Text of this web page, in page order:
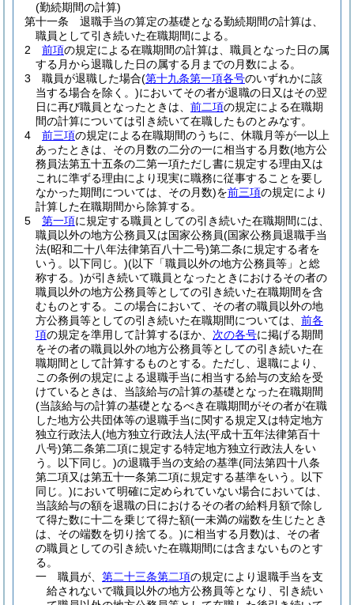
(勤続期間の計算)
第十一条
退職手当の算定の基礎となる勤続期間の計算は、
職員として引き続いた在職期間による。
2
前項の規定による在職期間の計算は、職員となった日の属
する月から退職した日の属する月までの月数による。
3
職員が退職した場合(第十九条第一項各号のいずれかに該
当する場合を除く。)においてその者が退職の日又はその翌
日に再び職員となったときは、 前二項の規定による在職期
間の計算については引き続いて在職したものとみなす。
4
前三項の規定による在職期間のうちに、休職月等が一以上
あったときは、その月数の二分の一に相当する月数(地方公
務員法第五十五条の二第一項ただし書に規定する理由又は
これに準ずる理由により現実に職務に従事することを要し
なかった期間については、その月数)を前三項の規定により
計算した在職期間から除算する。
5
第一項に規定する職員としての引き続いた在職期間には、
職員以外の地方公務員又は国家公務員(国家公務員退職手当
法(昭和二十八年法律第百八十二号)第二条に規定する者を
いう。以下同じ。)(以下「職員以外の地方公務員等」と総
称する。)が引き続いて職員となったときにおけるその者の
職員以外の地方公務員等としての引き続いた在職期間を含
むものとする。
この場合において、その者の職員以外の地
方公務員等としての引き続いた在職期間については、 前各
項の規定を準用して計算するほか、 次の各号に掲げる期間
をその者の職員以外の地方公務員等としての引き続いた在
職期間として計算するものとする。 ただし、退職により、
この条例の規定による退職手当に相当する給与の支給を受
けているときは、当該給与の計算の基礎となった在職期間
(当該給与の計算の基礎となるべき在職期間がその者が在職
した地方公共団体等の退職手当に関する規定又は特定地方
独立行政法人(地方独立行政法人法(平成十五年法律第百十
八号)第二条第二項に規定する特定地方独立行政法人をい
う。以下同じ。)の退職手当の支給の基準(同法第四十八条
第二項又は第五十一条第二項に規定する基準をいう。以下
同じ。)において明確に定められていない場合においては、
当該給与の額を退職の日におけるその者の給料月額で除し
て得た数に十二を乗じて得た額(一未満の端数を生じたとき
は、その端数を切り捨てる。)に相当する月数)は、その者
の職員としての引き続いた在職期間には含まないものとす
る。
一
職員が、 第二十三条第二項の規定により退職手当を支
給されないで職員以外の地方公務員等となり、引き続い